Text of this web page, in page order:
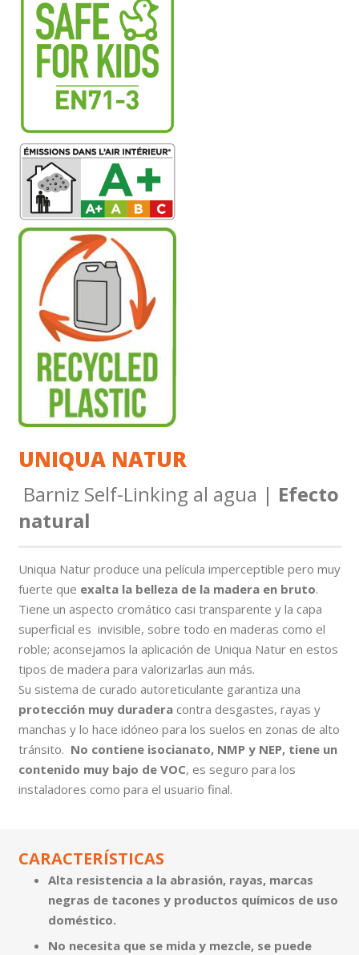
UNIQUA NATUR
Barniz Self-Linking al agua | Efecto
natural
Uniqua Natur produce una película imperceptible pero muy
fuerte que exalta la belleza de la madera en bruto.
Tiene un aspecto cromático casi transparente y la capa
superficial es invisible, sobre todo en maderas como el
roble; aconsejamos la aplicación de Uniqua Natur en estos
tipos de madera para valorizarlas aun más.
Su sistema de curado autoreticulante garantiza una
protección muy duraderacontra desgastes, rayas y
manchas y lo hace idóneo para los suelos en zonas de alto
tránsito. No contiene isocianato, NMP y NEP, tiene un
contenido muy bajo de VOC, es seguro para los
instaladores como para el usuario final.
CARACTERÍSTICAS
Alta resistencia a la abrasión, rayas, marcas
negras de tacones y productos químicos de uso
doméstico.
No necesita que se mida y mezcle, se puede